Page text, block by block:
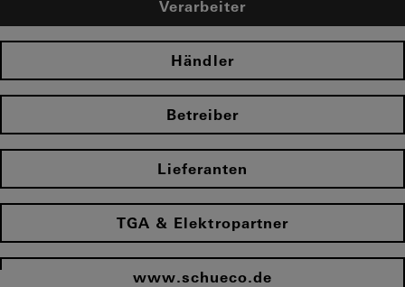
Verarbeiter
Händler
Betreiber
Lieferanten
TGA & Elektropartner
www.schueco.de